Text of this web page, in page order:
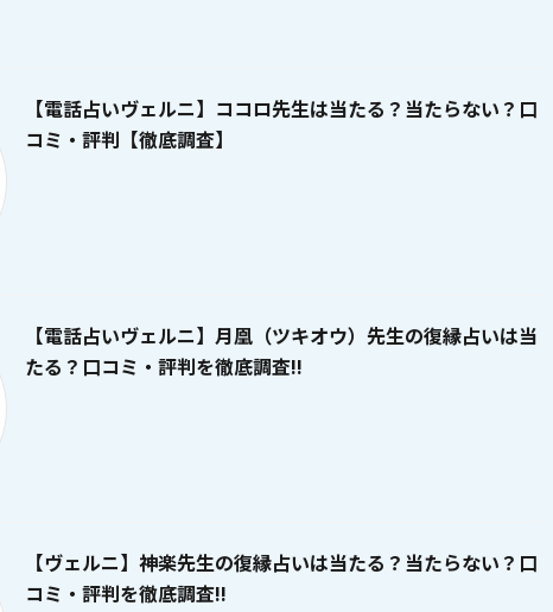
【電話占いヴェルニ】ココロ先生は当たる？当たらない？口
コミ・評判【徹底調査】
【電話占いヴェルニ】月凰（ツキオウ）先生の復縁占いは当
たる？口コミ・評判を徹底調査!!
【ヴェルニ】神楽先生の復縁占いは当たる？当たらない？口
コミ・評判を徹底調査!!